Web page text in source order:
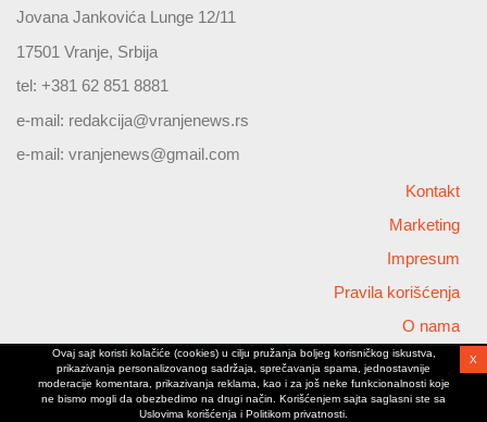
Jovana Jankovića Lunge 12/11
17501 Vranje, Srbija
tel: +381 62 851 8881
e-mail: redakcija@vranjenews.rs
e-mail: vranjenews@gmail.com
Kontakt
Marketing
Impresum
Pravila korišćenja
O nama
Copyright © 2026 Vranjenews
All rights reserved
www.vranjenews.rs
Ovaj sajt koristi kolačiće (cookies) u cilju pružanja boljeg korisničkog iskustva,
prikazivanja personalizovanog sadržaja, sprečavanja spama, jednostavnije
moderacije komentara, prikazivanja reklama, kao i za još neke funkcionalnosti koje
ne bismo mogli da obezbedimo na drugi način. Korišćenjem sajta saglasni ste sa
Uslovima korišćenja i Politikom privatnosti.
X